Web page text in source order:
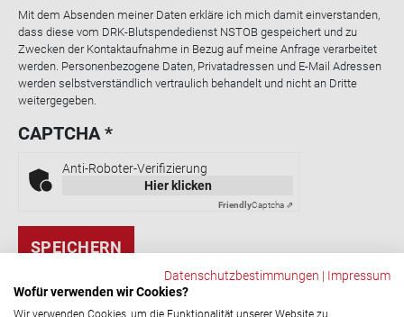
Mit dem Absenden meiner Daten erkläre ich mich damit einverstanden,
dass diese vom DRK-Blutspendedienst NSTOB gespeichert und zu
Zwecken der Kontaktaufnahme in Bezug auf meine Anfrage verarbeitet
werden. Personenbezogene Daten, Privatadressen und E-Mail Adressen
werden selbstverständlich vertraulich behandelt und nicht an Dritte
weitergegeben.
CAPTCHA
Anti-Roboter-Verifizierung
Hier klicken
FriendlyCaptcha ⇗
ZURÜCK
Datenschutzbestimmungen | Impressum
Wofür verwenden wir Cookies?
Wir verwenden Cookies, um die Funktionalität unserer Website zu